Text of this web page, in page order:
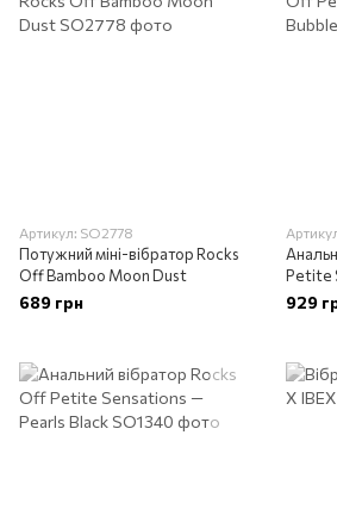
Артикул: SO2778
Потужний міні-вібратор Rocks
Off Bamboo Moon Dust
689 грн
Petite
Black
929